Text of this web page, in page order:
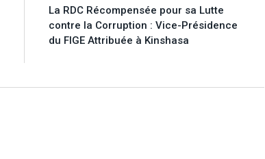
La RDC Récompensée pour sa Lutte
contre la Corruption : Vice-Présidence
du FIGE Attribuée à Kinshasa